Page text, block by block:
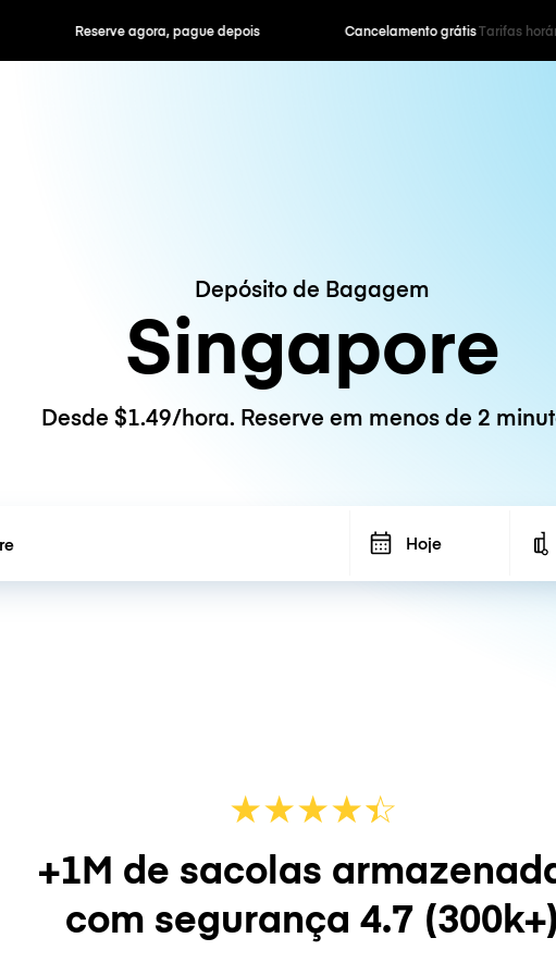
Reserve agora, pague depois Cancelamento grátis Tarifas
Depósito de Bagagem
Singapore
Desde $1.49/hora. Reserve em menos de 2
Hoje
★★★★☆
★
+1M de sacolas
com segurança 4.7 (300k+)